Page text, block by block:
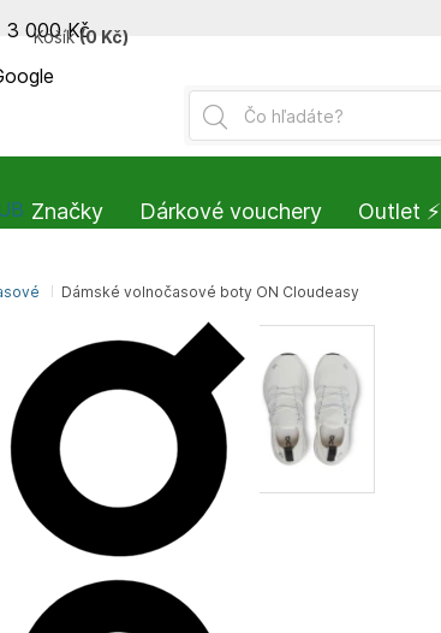
3 000 Kč
Košík (0 Kč)
Dámské volnočasové boty ON Cloudeasy
Značky Dárkové vouchery Outlet ⚡️